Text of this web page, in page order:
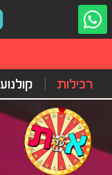
רכילות קולנוע